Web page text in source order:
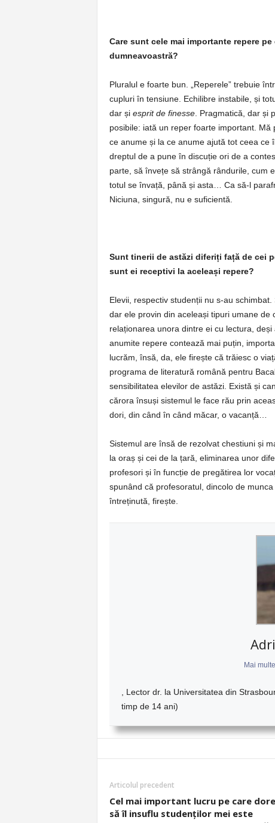
Care sunt cele mai importante repere
dumneavoastră?
Pluralul e foarte bun. „Reperele” trebuie
cupluri în tensiune. Echilibre instabile, și
dar și esprit de finesse. Pragmatică, dar și
posibile: iată un reper foarte important.
ce anume și la ce anume ajută tot ceea ce
dreptul de a pune în discuție ori de a
parte, să învețe să strângă rândurile, cum
totul se învață, până și asta… Ca să-l
Niciuna, singură, nu e suficientă.
Sunt tinerii de astăzi diferiți față de cei
sunt ei receptivi la aceleași repere?
Elevii, respectiv studenții nu s-au
dar ele provin din aceleași tipuri umane de
relaționarea unora dintre ei cu lectura,
anumite repere contează mai puțin,
lucrăm, însă, da, ele firește că trăiesc o
programa de literatură română pentru
sensibilitatea elevilor de astăzi. Există și
cărora însuși sistemul le face rău prin
dori, din când în când măcar, o vacanță…
Sistemul are însă de rezolvat chestiuni și
la oraș și cei de la țară, eliminarea unor
profesori și în funcție de pregătirea lor
spunând că profesoratul, dincolo de
întreținută, firește.
Mai
, Lector dr. la Universitatea din
timp de 14 ani)
Articolul precedent
Cel mai important lucru pe care
să îl insuflu studenților mei este